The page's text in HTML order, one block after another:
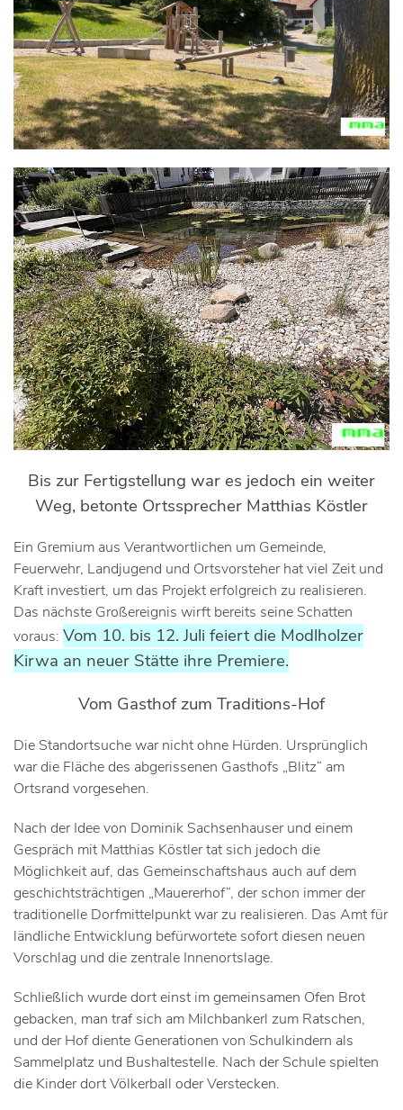
Bis zur Fertigstellung war es jedoch ein weiter
Weg, betonte Ortssprecher Matthias Köstler
Ein Gremium aus Verantwortlichen um Gemeinde,
Feuerwehr, Landjugend und Ortsvorsteher hat viel Zeit und
Kraft investiert, um das Projekt erfolgreich zu realisieren.
Das nächste Großereignis wirft bereits seine Schatten
voraus: Vom 10. bis 12. Juli feiert die Modlholzer
Kirwa an neuer Stätte ihre Premiere.
Vom Gasthof zum Traditions-Hof
Die Standortsuche war nicht ohne Hürden. Ursprünglich
war die Fläche des abgerissenen Gasthofs „Blitz“ am
Ortsrand vorgesehen.
Nach der Idee von Dominik Sachsenhauser und einem
Gespräch mit Matthias Köstler tat sich jedoch die
Möglichkeit auf, das Gemeinschaftshaus auch auf dem
geschichtsträchtigen „Mauererhof“, der schon immer der
traditionelle Dorfmittelpunkt war zu realisieren. Das Amt für
ländliche Entwicklung befürwortete sofort diesen neuen
Vorschlag und die zentrale Innenortslage.
Schließlich wurde dort einst im gemeinsamen Ofen Brot
gebacken, man traf sich am Milchbankerl zum Ratschen,
und der Hof diente Generationen von Schulkindern als
Sammelplatz und Bushaltestelle. Nach der Schule spielten
die Kinder dort Völkerball oder Verstecken.